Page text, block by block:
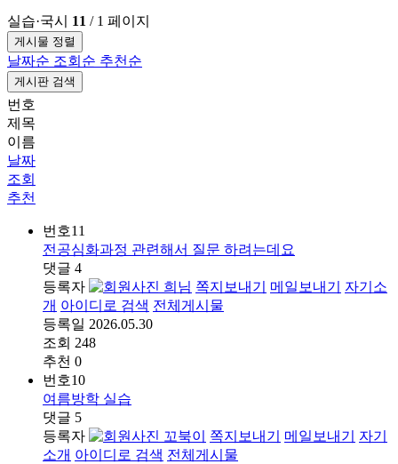
실습·국시 11 / 1 페이지
게시물 정렬
날짜순 조회순 추천순
게시판 검색
번호
제목
이름
날짜
조회
추천
번호11
전공심화과정 관련해서 질문 하려는데요
댓글 4
등록자
희님 쪽지보내기 메일보내기
자기소
개 아이디로 검색 전체게시물
등록일 2026.05.30
조회 248
추천 0
번호10
여름방학 실습
댓글 5
등록자
꼬북이 쪽지보내기 메일보내기
자기
소개 아이디로 검색 전체게시물